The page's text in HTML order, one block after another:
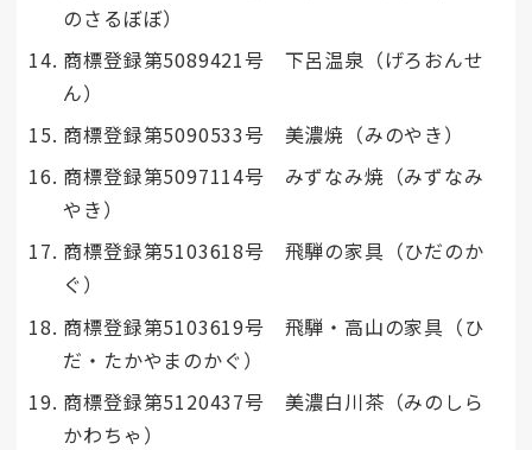
のさるぼぼ）
商標登録第5089421号 下呂温泉（げろおんせ
ん）
商標登録第5090533号 美濃焼（みのやき）
商標登録第5097114号 みずなみ焼（みずなみ
やき）
商標登録第5103618号 飛騨の家具（ひだのか
ぐ）
商標登録第5103619号 飛騨・高山の家具（ひ
だ・たかやまのかぐ）
商標登録第5120437号 美濃白川茶（みのしら
かわちゃ）